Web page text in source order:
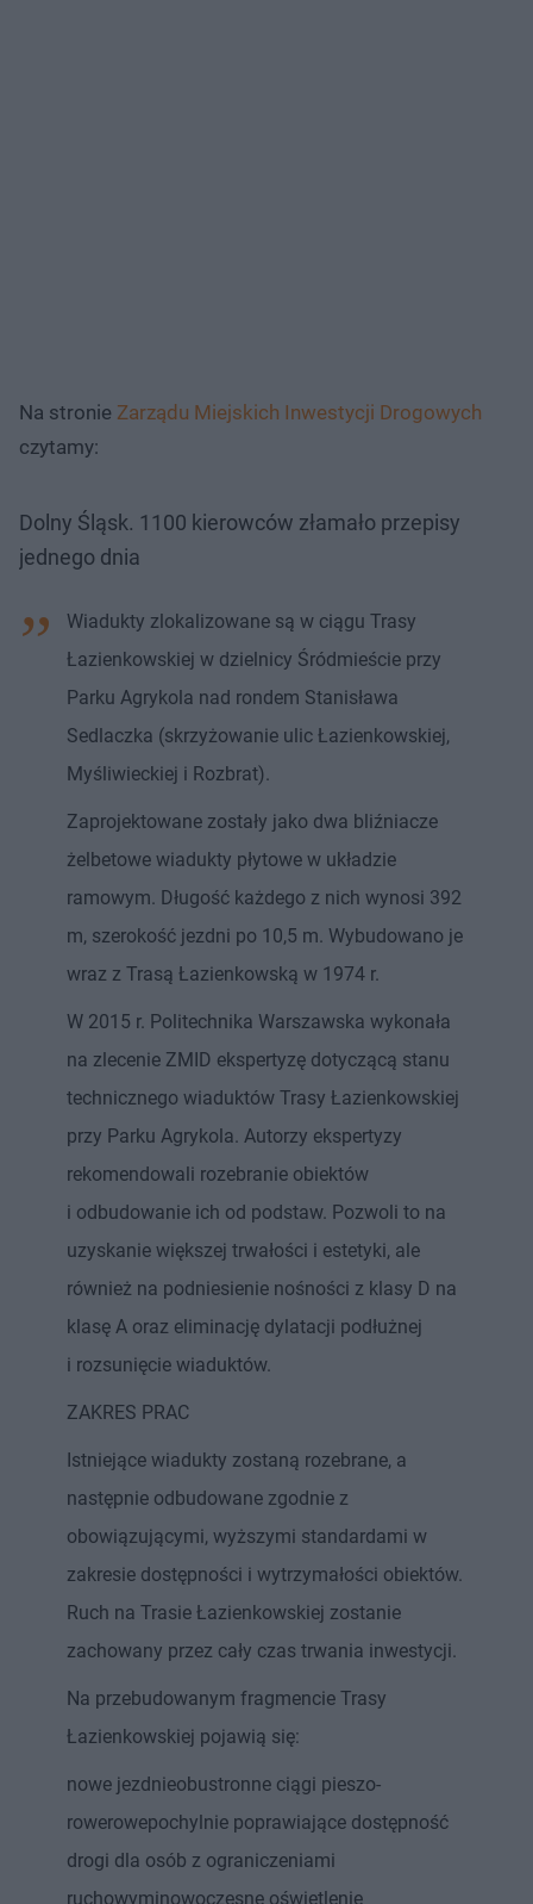
Na stronie Zarządu Miejskich Inwestycji Drogowych
czytamy:
Dolny Śląsk. 1100 kierowców złamało przepisy
jednego dnia
Wiadukty zlokalizowane są w ciągu Trasy
Łazienkowskiej w dzielnicy Śródmieście przy
Parku Agrykola nad rondem Stanisława
Sedlaczka (skrzyżowanie ulic Łazienkowskiej,
Myśliwieckiej i Rozbrat).
Zaprojektowane zostały jako dwa bliźniacze
żelbetowe wiadukty płytowe w układzie
ramowym. Długość każdego z nich wynosi 392
m, szerokość jezdni po 10,5 m. Wybudowano je
wraz z Trasą Łazienkowską w 1974 r.
W 2015 r. Politechnika Warszawska wykonała
na zlecenie ZMID ekspertyzę dotyczącą stanu
technicznego wiaduktów Trasy Łazienkowskiej
przy Parku Agrykola. Autorzy ekspertyzy
rekomendowali rozebranie obiektów
i odbudowanie ich od podstaw. Pozwoli to na
uzyskanie większej trwałości i estetyki, ale
również na podniesienie nośności z klasy D na
klasę A oraz eliminację dylatacji podłużnej
i rozsunięcie wiaduktów.
ZAKRES PRAC
Istniejące wiadukty zostaną rozebrane, a
następnie odbudowane zgodnie z
obowiązującymi, wyższymi standardami w
zakresie dostępności i wytrzymałości obiektów.
Ruch na Trasie Łazienkowskiej zostanie
zachowany przez cały czas trwania inwestycji.
Na przebudowanym fragmencie Trasy
Łazienkowskiej pojawią się:
nowe jezdnieobustronne ciągi pieszo-
rowerowepochylnie poprawiające dostępność
drogi dla osób z ograniczeniami
ruchowyminowoczesne oświetlenie